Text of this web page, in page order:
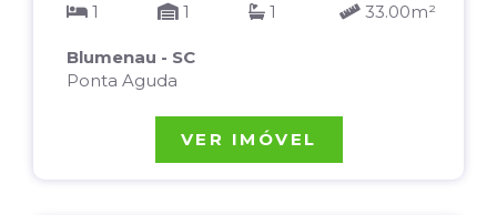
1 1 1 33.00m²
Blumenau - SC
Ponta Aguda
VER IMÓVEL